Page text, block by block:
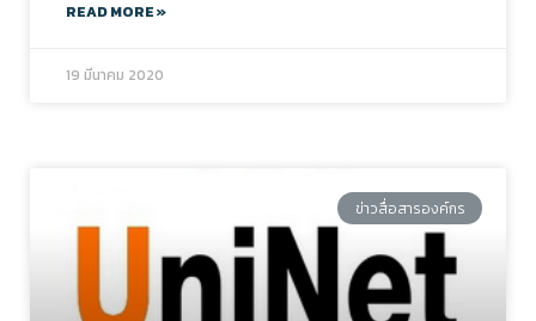
READ MORE »
19 มีนาคม 2020
ข่าวสื่อสารองค์กร